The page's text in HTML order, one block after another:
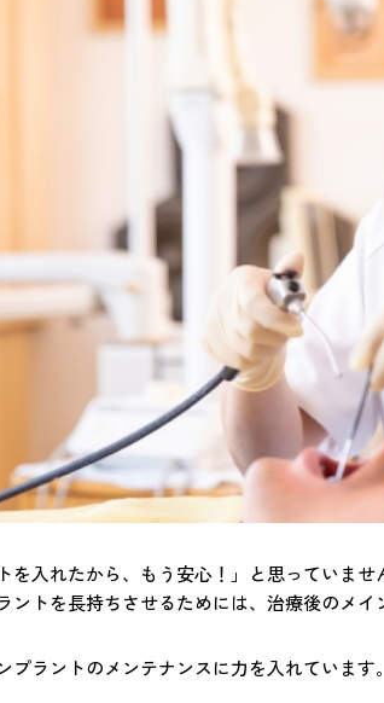
を入れたから、もう安心！」と思っていま
ントを長持ちさせるためには、治療後のメイ
プラントのメンテナンスに力を入れています。